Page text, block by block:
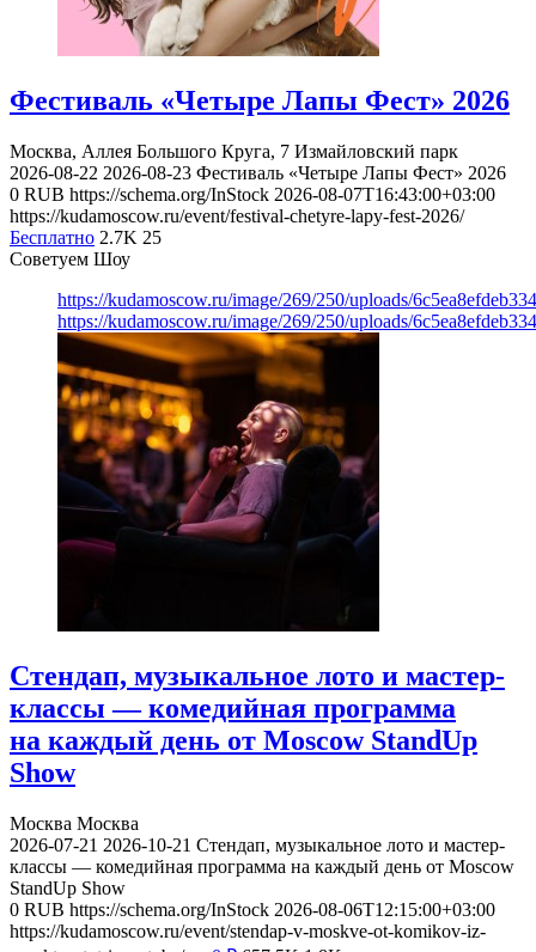
Фестиваль «Четыре Лапы Фест» 2026
Москва, Аллея Большого Круга, 7 Измайловский парк
2026-08-22 2026-08-23 Фестиваль «Четыре Лапы Фест» 2026
0 RUB https://schema.org/InStock 2026-08-07T16:43:00+03:00
https://kudamoscow.ru/event/festival-chetyre-lapy-fest-2026/
Бесплатно 2.7K 25
Советуем Шоу
https://kudamoscow.ru/image/269/250/uploads/
https://kudamoscow.ru/image/269/250/uploads/
Стендап, музыкальное лото и мастер-
классы — комедийная программа
на каждый день от Moscow StandUp
Show
Москва Москва
2026-07-21 2026-10-21 Стендап, музыкальное лото и мастер-
классы — комедийная программа на каждый день от Moscow
StandUp Show
0 RUB https://schema.org/InStock 2026-08-06T12:15:00+03:00
https://kudamoscow.ru/event/stendap-v-moskve-ot-komikov-iz-